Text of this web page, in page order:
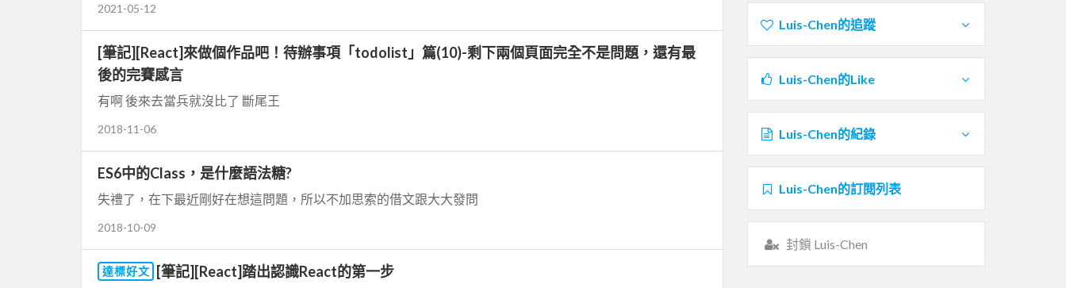
2021-05-12
[筆記][React]來做個作品吧！待辦事項「todolist」篇(10)-剩下兩個頁面完全不是問題，還有最
後的完賽感言
有啊 後來去當兵就沒比了 斷尾王
2018-11-06
ES6中的Class，是什麼語法糖?
失禮了，在下最近剛好在想這問題，所以不加思索的借文跟大大發問
2018-10-09
達標好文 [筆記][React]踏出認識React的第一步
Luis-Chen的追蹤
Luis-Chen的Like
Luis-Chen的紀錄
Luis-Chen的訂閱列表
封鎖 Luis-Chen